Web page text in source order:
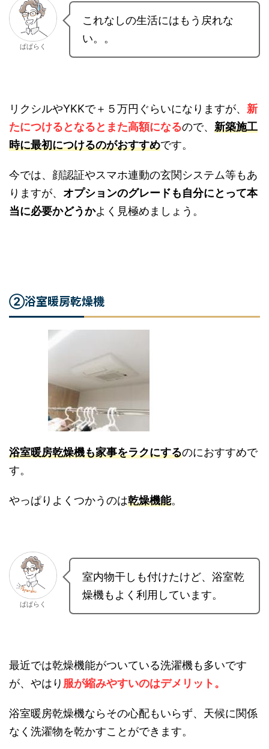
ぱぱらく
これなしの生活にはもう戻れな
い。。
リクシルやYKKで＋５万円ぐらいになりますが、
新たにつけるとなるとまた高額になるので、新築
施工時に最初につけるのがおすすめ
今では、顔認証やスマホ連動の玄関システム等も
ありますが、オプションのグレードも自分にとっ
て本当に必要かどうか よく見極めましょう。
②浴室暖房乾燥機
浴室暖房乾燥機も家事をラクにするのにおすすめ
です。
やっぱりよくつかうのは乾燥機能。
ぱぱらく
室内物干しも付けたけど、浴室
乾燥機もよく利用しています。
最近では乾燥機能がついている洗濯機も多いです
が、やはり 服が縮みやすいのはデメリット。
浴室暖房乾燥機ならその心配もいらず、天候に関
係なく洗濯物を乾かすことができます。